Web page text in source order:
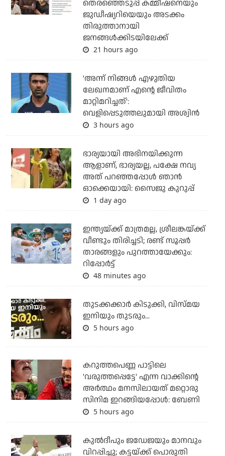
തെരഞ്ഞെടുപ്പ് കമ്മീഷനെയും
ജുഡീഷ്യറിയെയും അടക്കം
തിരുത്താനായി
ജനങ്ങള്‍ക്കിടയിലേക്ക്
21 hours ago
'അന്ന് നിങ്ങള്‍ എഴുതിയ
ലേഖനമാണ് എന്റെ ജീവിതം
മാറ്റിമറിച്ചത്':
വെളിപ്പെടുത്തലുമായി അശ്വിന്‍
3 hours ago
ഭാര്യയായി അഭിനയിക്കുന്ന
ആളാണ്, ഭാര്യയല്ല, പക്ഷേ നവ്യ
അത് പറഞ്ഞപ്പോള്‍ ഞാന്‍
ഓക്കെയായി: സൈജു കുറുപ്പ്
1 day ago
ഇന്ത്യയ്ക്ക് മാത്രമല്ല, ശ്രീലങ്കയ്ക്ക്
വീണ്ടും തിരിച്ചടി; രണ്ട് സൂപ്പര്‍
താരങ്ങളും പുറത്തായേക്കും:
റിപ്പോര്‍ട്ട്
48 minutes ago
തുടക്കക്കാര്‍ കിടുക്കി, വിസ്മയ
ഇനിയും തുടരും...
5 hours ago
കറുത്തപെണ്ണ പാട്ടിലെ
'വരുത്തപ്പെട്ടേ' എന്ന വാക്കിന്റെ
അർത്ഥം മനസിലായത് മറ്റൊരു
സിനിമ ഇറങ്ങിയപ്പോൾ: ബേണി
5 hours ago
കുല്‍ദീപും ജഡേജയും മാനവും
വിറപ്പിച്ചു; കട്ടയ്ക്ക് പൊരുതി